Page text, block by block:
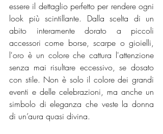
essere il dettaglio perfetto per rendere ogni
look più scintillante. Dalla scelta di un
abito interamente dorato a piccoli
accessori come borse, scarpe o gioielli,
l'oro è un colore che cattura l'attenzione
senza mai risultare eccessivo, se dosato
con stile. Non è solo il colore dei grandi
eventi e delle celebrazioni, ma anche un
simbolo di eleganza che veste la donna
di un’aura quasi divina.